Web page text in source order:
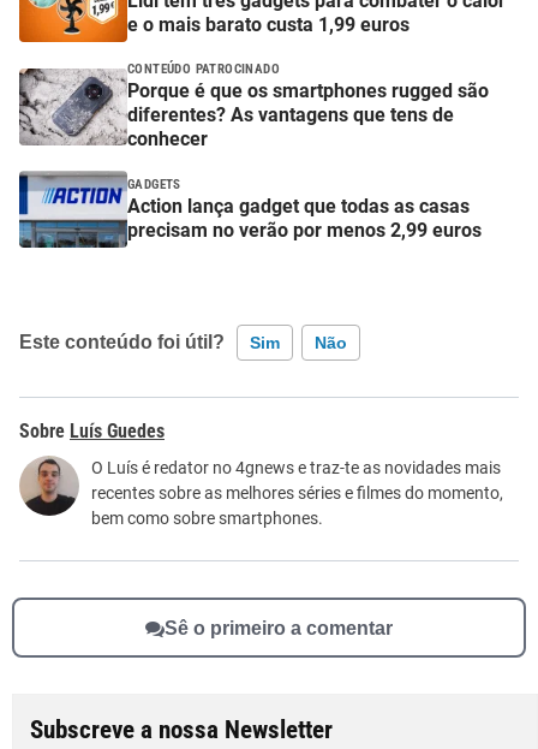
e o mais barato custa 1,99 euros
CONTEÚDO PATROCINADO
Porque é que os smartphones rugged são
diferentes? As vantagens que tens de
conhecer
GADGETS
Action lança gadget que todas as casas
precisam no verão por menos 2,99 euros
Este conteúdo foi útil? Sim Não
Este conteúdo contém informação incorreta
Este conteúdo não tem a informação que procuro
Outro
Luís Guedes
O Luís é redator no 4gnews e traz-te as novidades mais
recentes sobre as melhores séries e filmes do momento,
bem como sobre smartphones.
Sê o primeiro a comentar
Subscreve a nossa Newsletter